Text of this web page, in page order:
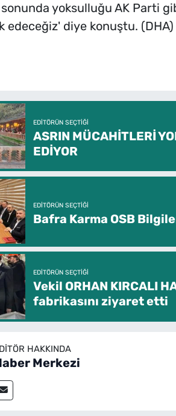
yoksulluğu AK Parti
edeceğiz' diye konuştu. (DHA)
EDITÖRÜN SEÇTIĞI
ASRIN MÜCAHİTLERİ
EDİYOR
EDITÖRÜN SEÇTIĞI
Bafra Karma OSB
EDITÖRÜN SEÇTIĞI
Vekil ORHAN KIRCALI
fabrikasını ziyaret etti
HAKKINDA
Merkezi